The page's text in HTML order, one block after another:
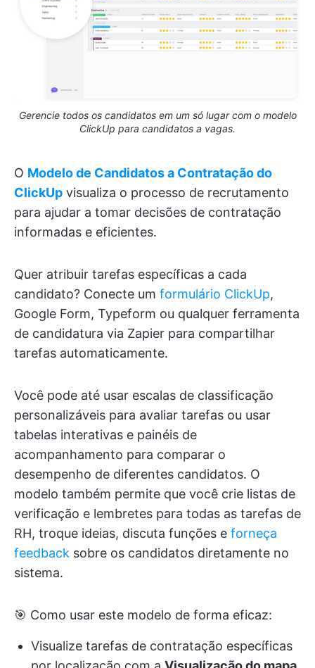
Gerencie todos os candidatos em um só lugar com o modelo
ClickUp para candidatos a vagas.
O Modelo de Candidatos a Contratação do
ClickUp visualiza o processo de recrutamento
para ajudar a tomar decisões de contratação
informadas e eficientes.
Quer atribuir tarefas específicas a cada
candidato? Conecte um formulário ClickUp,
Google Form, Typeform ou qualquer ferramenta
de candidatura via Zapier para compartilhar
tarefas automaticamente.
Você pode até usar escalas de classificação
personalizáveis para avaliar tarefas ou usar
tabelas interativas e painéis de
acompanhamento para comparar o
desempenho de diferentes candidatos. O
modelo também permite que você crie listas de
verificação e lembretes para todas as tarefas de
RH, troque ideias, discuta funções e forneça
feedback sobre os candidatos diretamente no
sistema.
🎯 Como usar este modelo de forma eficaz:
Visualize tarefas de contratação específicas